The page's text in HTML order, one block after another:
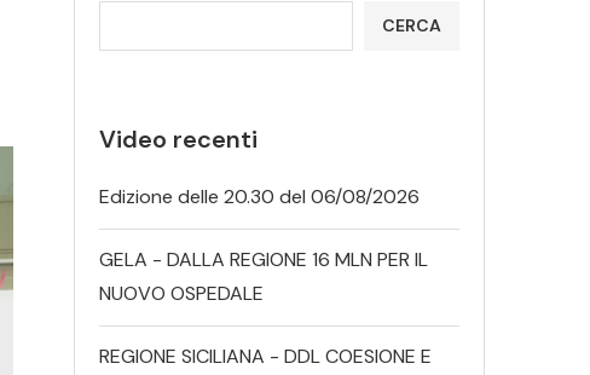
CERCA
Video recenti
Edizione delle 20.30 del 06/08/2026
GELA - DALLA REGIONE 16 MLN PER IL
NUOVO OSPEDALE
REGIONE SICILIANA - DDL COESIONE E